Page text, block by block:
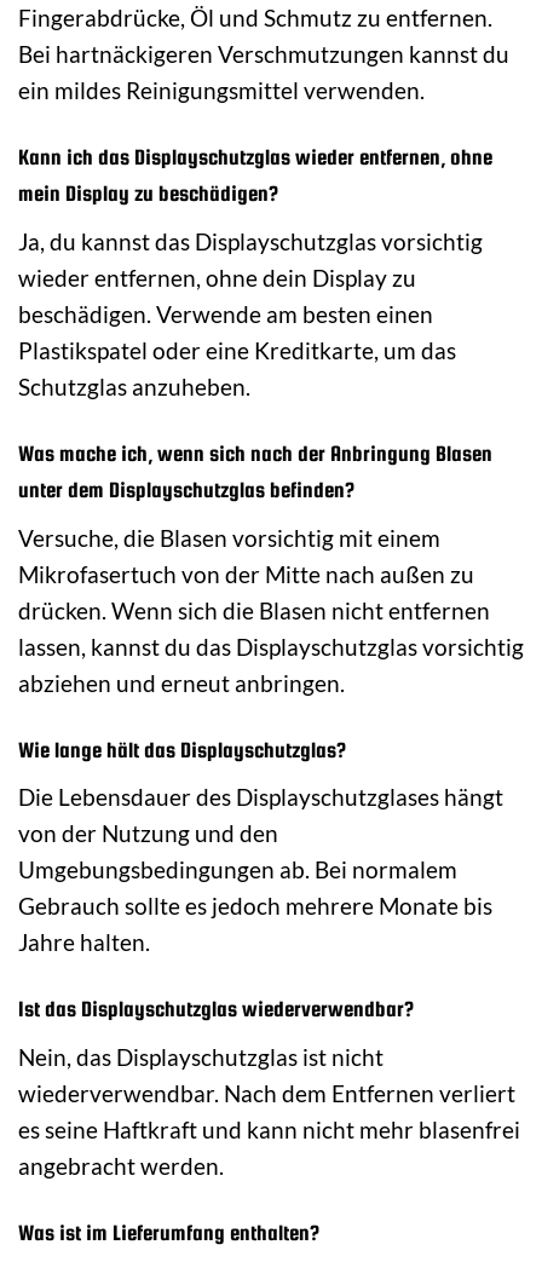
Fingerabdrücke, Öl und Schmutz zu entfernen.
Bei hartnäckigeren Verschmutzungen kannst du
ein mildes Reinigungsmittel verwenden.
Kann ich das Displayschutzglas wieder entfernen, ohne
mein Display zu beschädigen?
Ja, du kannst das Displayschutzglas vorsichtig
wieder entfernen, ohne dein Display zu
beschädigen. Verwende am besten einen
Plastikspatel oder eine Kreditkarte, um das
Schutzglas anzuheben.
Was mache ich, wenn sich nach der Anbringung Blasen
unter dem Displayschutzglas befinden?
Versuche, die Blasen vorsichtig mit einem
Mikrofasertuch von der Mitte nach außen zu
drücken. Wenn sich die Blasen nicht entfernen
lassen, kannst du das Displayschutzglas vorsichtig
abziehen und erneut anbringen.
Wie lange hält das Displayschutzglas?
Die Lebensdauer des Displayschutzglases hängt
von der Nutzung und den
Umgebungsbedingungen ab. Bei normalem
Gebrauch sollte es jedoch mehrere Monate bis
Jahre halten.
Ist das Displayschutzglas wiederverwendbar?
Nein, das Displayschutzglas ist nicht
wiederverwendbar. Nach dem Entfernen verliert
es seine Haftkraft und kann nicht mehr blasenfrei
angebracht werden.
Was ist im Lieferumfang enthalten?